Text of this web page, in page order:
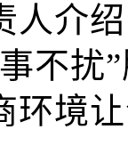
人介
不扰
环境